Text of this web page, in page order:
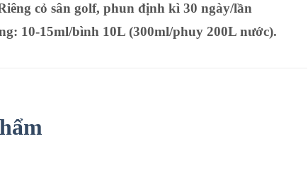
cỏ sân golf, phun định kì 30 ngày/lần
10-15ml/bình 10L (300ml/phuy 200L nước).